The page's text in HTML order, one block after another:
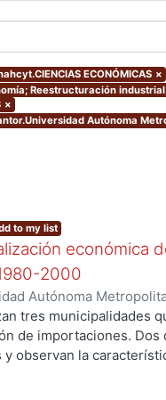
ECONÓMICAS ×
Reestructuración
×
Autónoma
to my list
económica
2000
Autónoma
de Información.,
tres municipalidades
de importaciones. Dos
y observan la